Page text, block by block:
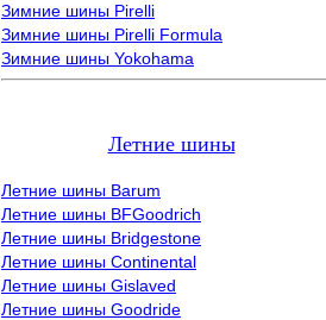
Зимние шины Pirelli
Зимние шины Pirelli Formula
Зимние шины Yokohama
Летние шины
Летние шины Barum
Летние шины BFGoodrich
Летние шины Bridgestone
Летние шины Continental
Летние шины Gislaved
Летние шины Goodride